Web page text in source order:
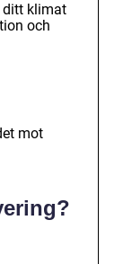
ditt klimat
och
mot